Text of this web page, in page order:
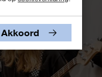
Akkoord